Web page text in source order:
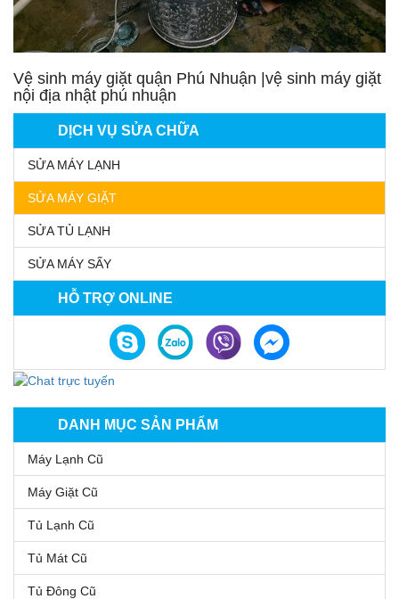
DỊCH VỤ SỬA CHỮA
SỬA MÁY LẠNH
SỬA MÁY GIẶT
SỬA TỦ LẠNH
SỬA MÁY SẤY
HỖ TRỢ ONLINE
DANH MỤC SẢN PHẨM
Máy Lạnh Cũ
Máy Giặt Cũ
Tủ Lạnh Cũ
Tủ Mát Cũ
Tủ Đông Cũ
Vệ sinh máy giặt quận Phú Nhuận |vệ sinh máy giặt
nội địa nhật phú nhuận